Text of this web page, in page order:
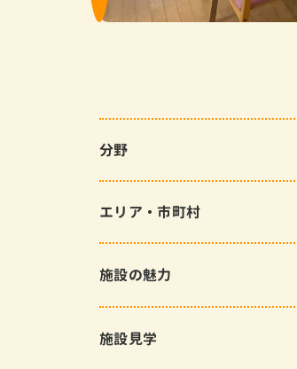
分野
エリア・市町村
施設の魅力
施設見学